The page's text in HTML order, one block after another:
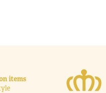
items